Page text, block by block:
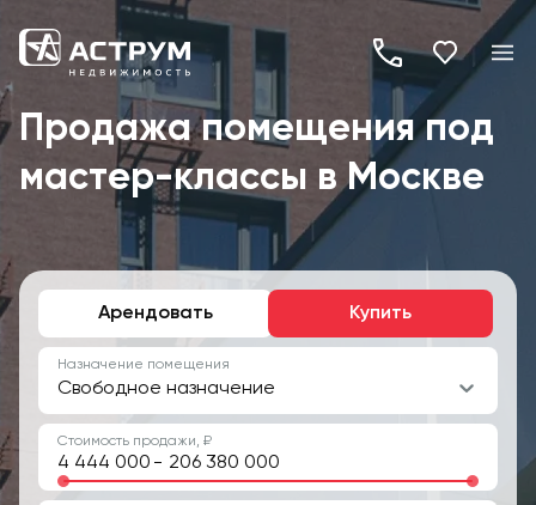
+7
(495)
260-
19-
Продажа помещения под
мастер-классы в Москве
Арендовать Купить
Назначение помещения
Свободное назначение
Стоимость продажи, ₽
-